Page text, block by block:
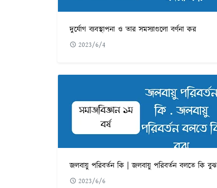
দুর্যোগ ব্যবস্থাপনা ও তার সমস্যাগুলো বর্ণনা কর
2023/6/4
জলবায়ু পরিবর্তন কি | জলবায়ু পরিবর্তন বলতে কি বুঝ
2023/6/6